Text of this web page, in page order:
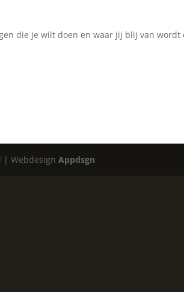
die je wilt doen en waar jij blij van wordt
| WebdesignAppdsgn